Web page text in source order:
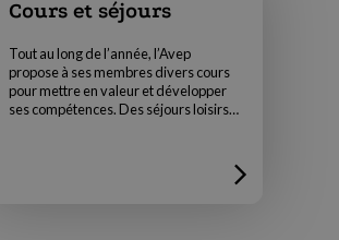
Cours et séjours
Tout au long de l’année, l’Avep
propose à ses membres divers cours
pour mettre en valeur et développer
ses compétences. Des séjours loisirs